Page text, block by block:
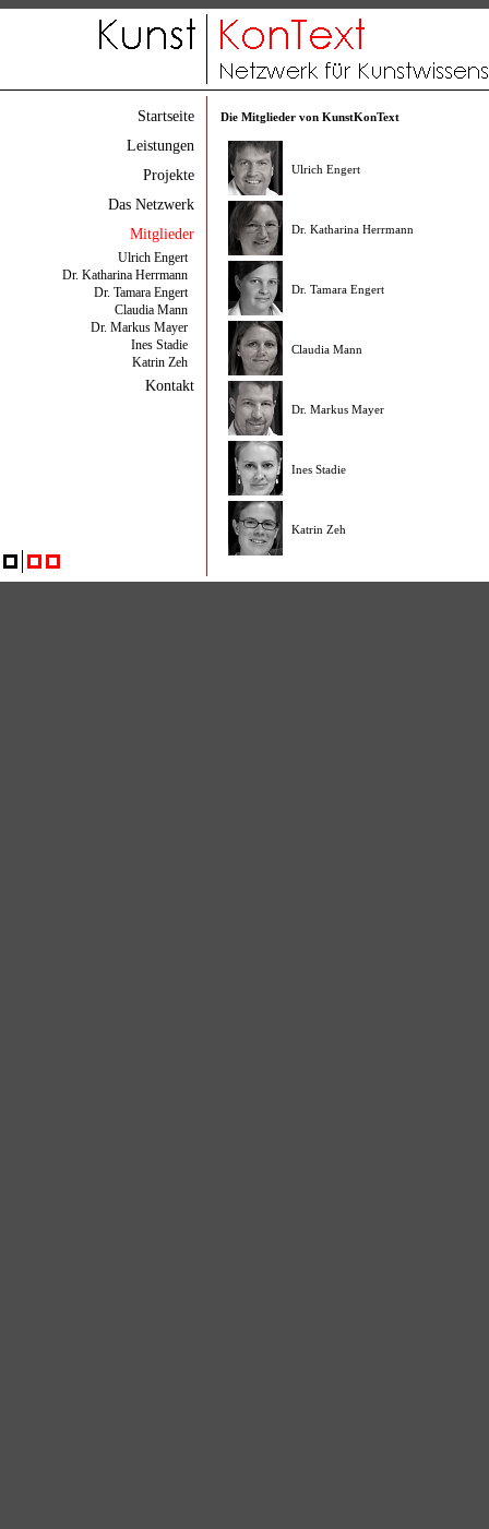
Startseite
Leistungen
Projekte
Das Netzwerk
Mitglieder
Ulrich Engert
Dr. Katharina Herrmann
Dr. Tamara Engert
Claudia Mann
Dr. Markus Mayer
Ines Stadie
Katrin Zeh
Kontakt
Die Mitglieder von KunstKonText
Ulrich Engert
Dr. Katharina Herrmann
Dr. Tamara Engert
Claudia Mann
Dr. Markus Mayer
Ines Stadie
Katrin Zeh